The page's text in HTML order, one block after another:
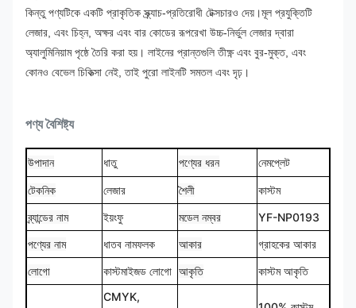
কিন্তু পণ্যটিকে একটি প্রাকৃতিক স্ক্র্যাচ-প্রতিরোধী টেক্সচারও দেয়।মূল প্রযুক্তিটি
লেজার, এবং চিহ্ন, অক্ষর এবং বার কোডের রূপরেখা উচ্চ-নির্ভুল লেজার দ্বারা
অ্যালুমিনিয়াম পৃষ্ঠে তৈরি করা হয়। লাইনের প্রান্তগুলি তীক্ষ্ণ এবং বুর-মুক্ত, এবং
কোনও বেভেল চিকিত্সা নেই, তাই পুরো লাইনটি সমতল এবং দৃঢ়।
পণ্য বৈশিষ্ট্য
উপাদান ধাতু পণ্যের ধরন নেমপ্লেট
টেকনিক লেজার শৈলী
কাস্টম
ব্র্যান্ডের নাম
ইয়ংফু মডেল নম্বর
YF-NP0193
পণ্যের নাম
ধাতব নামফলক আকার
গ্রাহকের আকার
লোগো
কাস্টমাইজড লোগো আকৃতি
কাস্টম আকৃতি
CMYK,